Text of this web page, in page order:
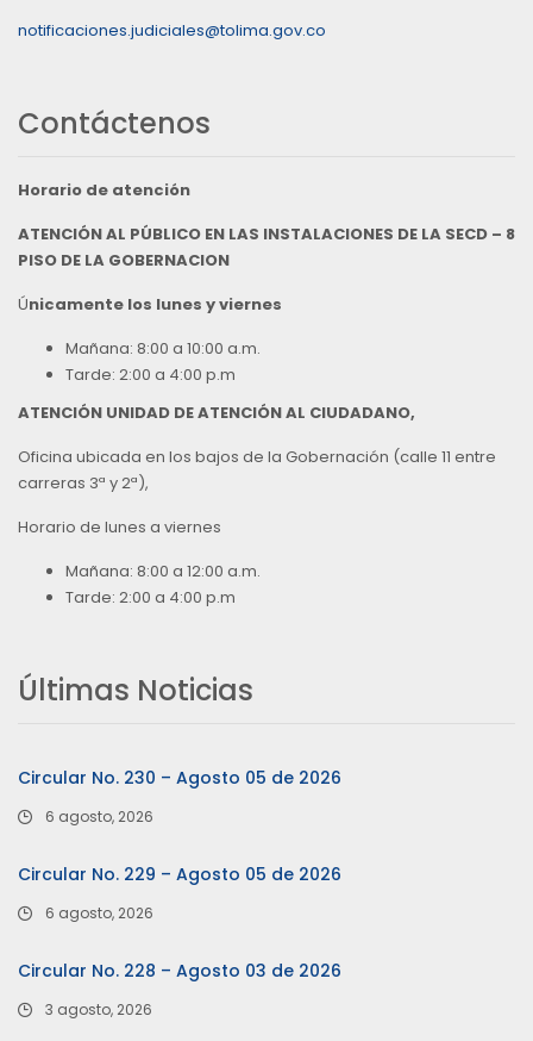
notificaciones.judiciales@tolima.gov.co
Contáctenos
Horario de atención
ATENCIÓN AL PÚBLICO EN LAS INSTALACIONES DE LA SECD – 8
PISO DE LA GOBERNACION
Únicamente los lunes y viernes
Mañana: 8:00 a 10:00 a.m.
Tarde: 2:00 a 4:00 p.m
ATENCIÓN UNIDAD DE ATENCIÓN AL CIUDADANO,
Oficina ubicada en los bajos de la Gobernación (calle 11 entre
carreras 3ª y 2ª),
Horario de lunes a viernes
Mañana: 8:00 a 12:00 a.m.
Tarde: 2:00 a 4:00 p.m
Últimas Noticias
Circular No. 230 – Agosto 05 de 2026
6 agosto, 2026
Circular No. 229 – Agosto 05 de 2026
6 agosto, 2026
Circular No. 228 – Agosto 03 de 2026
3 agosto, 2026